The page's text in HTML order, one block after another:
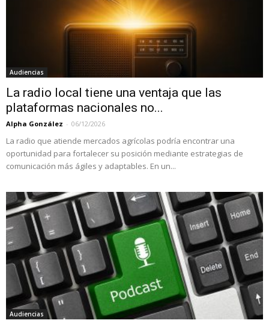
Audiencias
La radio local tiene una ventaja que las
plataformas nacionales no...
Alpha González - 06/12/2026
La radio que atiende mercados agrícolas podría encontrar una
oportunidad para fortalecer su posición mediante estrategias de
comunicación más ágiles y adaptables. En un...
Audiencias